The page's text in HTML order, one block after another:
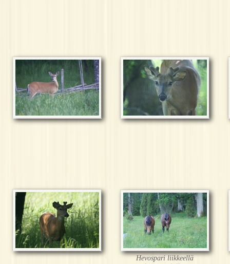
Hevospari liikkeellä